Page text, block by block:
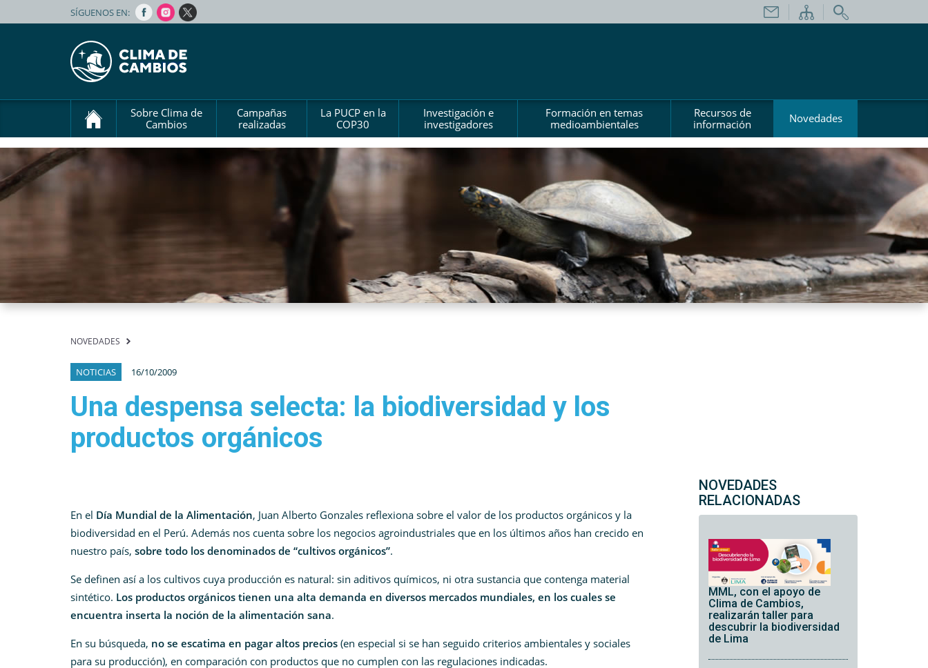
SÍGUENOS EN:
Sobre Clima de
Cambios
Campañas
realizadas
La PUCP en la
COP30
Investigación e
investigadores
Formación en temas
medioambientales
Recursos de
información
Novedades
NOVEDADES
NOTICIAS 16/10/2009
Una despensa selecta: la biodiversidad y los
productos orgánicos
En el Día Mundial de la Alimentación, Juan Alberto Gonzales reflexiona sobre el valor de los productos orgánicos y la
biodiversidad en el Perú. Además nos cuenta sobre los negocios agroindustriales que en los últimos años han crecido en
nuestro país, sobre todo los denominados de “cultivos orgánicos”.
Se definen así a los cultivos cuya producción es natural: sin aditivos químicos, ni otra sustancia que contenga material
sintético. Los productos orgánicos tienen una alta demanda en diversos mercados mundiales, en los cuales se
encuentra inserta la noción de la alimentación sana.
En su búsqueda, no se escatima en pagar altos precios (en especial si se han seguido criterios ambientales y sociales
para su producción), en comparación con productos que no cumplen con las regulaciones indicadas.
NOVEDADES
RELACIONADAS
MML, con el apoyo de
Clima de Cambios,
realizarán taller para
descubrir la biodiversidad
de Lima